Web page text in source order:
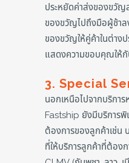
ประหยัดค่าส่งของขวัญ
ของขวัญไปถึงมือผู้ช้าล
ของขวัญให้คู่ค้าในต่าง
แสดงความขอบคุณให้กั
3. Special
นอกเหนือไปจากบริกา
Fastship ยังมีบริการพิ
ต้องการของลูกค้าเช่น
ที่ให้บริการลูกค้าที่ต้อง